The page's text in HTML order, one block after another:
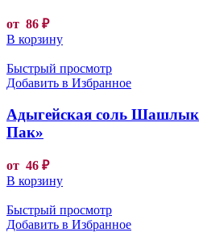
от 86 ₽
В корзину
Быстрый просмотр
Добавить в Избранное
Адыгейская соль
Пак»
от 46 ₽
В корзину
Быстрый просмотр
Добавить в Избранное